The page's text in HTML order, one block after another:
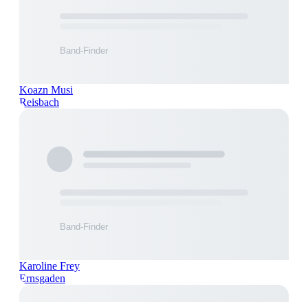
Koazn Musi
Reisbach
Karoline Frey
Ernsgaden